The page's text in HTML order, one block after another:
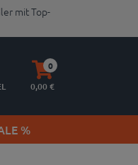
mit Top-
Warenkorb
aufklappen
0
0,00 €
%